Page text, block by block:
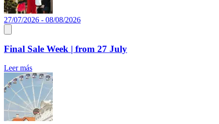
27/07/2026 - 08/08/2026
Final Sale Week | from 27 July
Leer más